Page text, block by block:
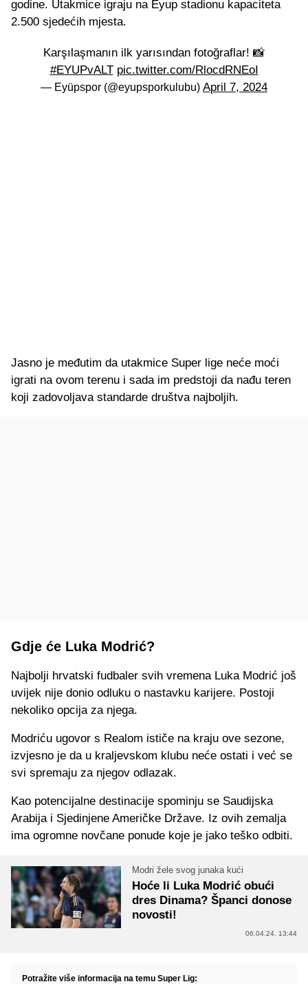
godine. Utakmice igraju na Eyup stadionu kapaciteta
2.500 sjedećih mjesta.
Karşılaşmanın ilk yarısından fotoğraflar! 📸
#EYUPvALT pic.twitter.com/RlocdRNEoI
— Eyüpspor (@eyupsporkulubu) April 7, 2024
Jasno je međutim da utakmice Super lige neće moći
igrati na ovom terenu i sada im predstoji da nađu teren
koji zadovoljava standarde društva najboljih.
Gdje će Luka Modrić?
Najbolji hrvatski fudbaler svih vremena Luka Modrić još
uvijek nije donio odluku o nastavku karijere. Postoji
nekoliko opcija za njega.
Modriću ugovor s Realom ističe na kraju ove sezone,
izvjesno je da u kraljevskom klubu neće ostati i već se
svi spremaju za njegov odlazak.
Kao potencijalne destinacije spominju se Saudijska
Arabija i Sjedinjene Američke Države. Iz ovih zemalja
ima ogromne novčane ponude koje je jako teško odbiti.
Modri žele svog junaka kući
Hoće li Luka Modrić obući
dres Dinama? Španci donose
novosti!
06.04.24. 13:44
Potražite više informacija na temu Super Lig: